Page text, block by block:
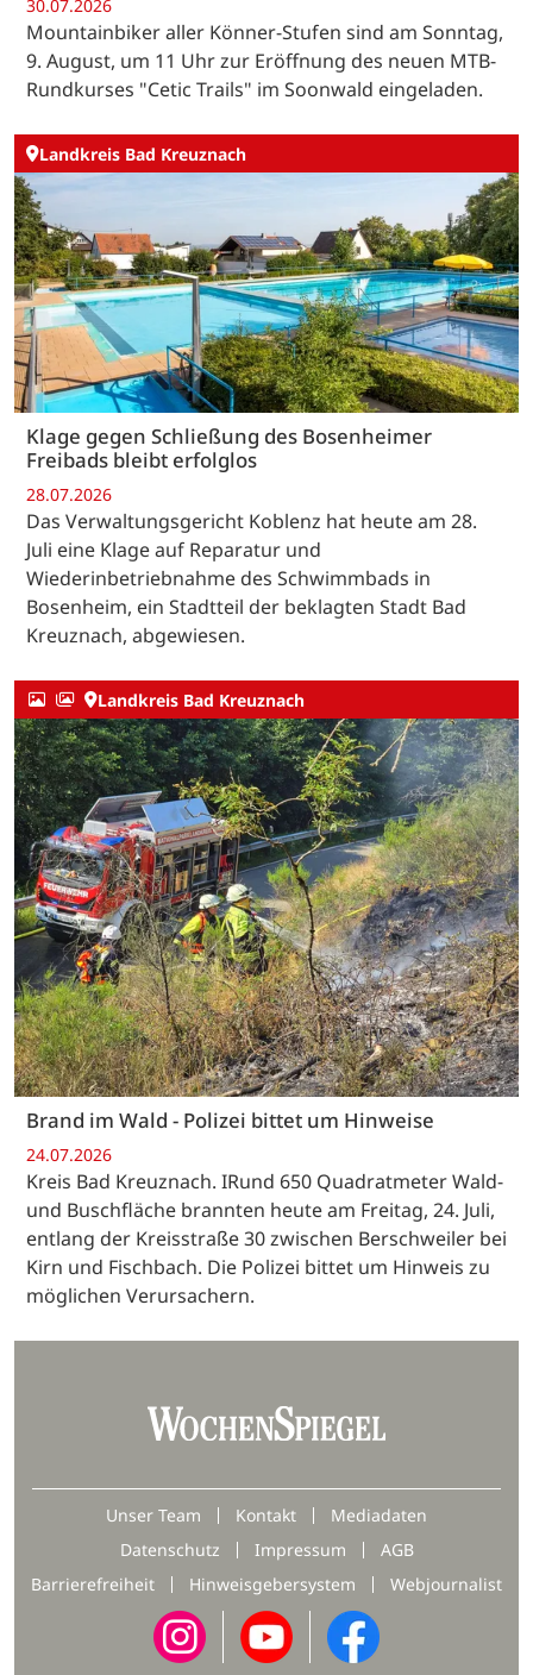
30.07.2026
Mountainbiker aller Könner-Stufen sind am Sonntag,
9. August, um 11 Uhr zur Eröffnung des neuen MTB-
Rundkurses "Cetic Trails" im Soonwald eingeladen.
Landkreis Bad Kreuznach
Klage gegen Schließung des Bosenheimer
Freibads bleibt erfolglos
28.07.2026
Das Verwaltungsgericht Koblenz hat heute am 28.
Juli eine Klage auf Reparatur und
Wiederinbetriebnahme des Schwimmbads in
Bosenheim, ein Stadtteil der beklagten Stadt Bad
Kreuznach, abgewiesen.
Landkreis Bad Kreuznach
Brand im Wald - Polizei bittet um Hinweise
24.07.2026
Kreis Bad Kreuznach. IRund 650 Quadratmeter Wald-
und Buschfläche brannten heute am Freitag, 24. Juli,
entlang der Kreisstraße 30 zwischen Berschweiler bei
Kirn und Fischbach. Die Polizei bittet um Hinweis zu
möglichen Verursachern.
Unser Team Kontakt
Mediadaten
Datenschutz
Impressum
AGB
Barrierefreiheit
Hinweisgebersystem Webjournalist